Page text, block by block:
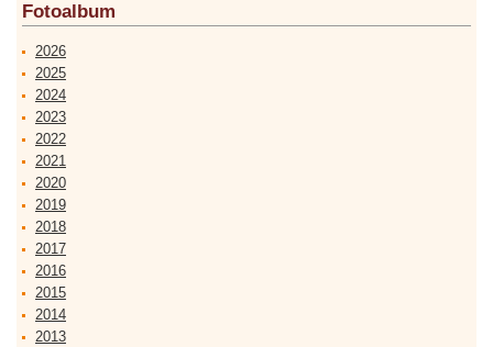
Fotoalbum
2026
2025
2024
2023
2022
2021
2020
2019
2018
2017
2016
2015
2014
2013